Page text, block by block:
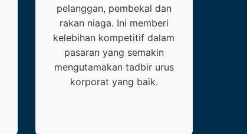
pelanggan, pembekal dan
rakan niaga. Ini memberi
kelebihan kompetitif dalam
pasaran yang semakin
mengutamakan tadbir urus
korporat yang baik.